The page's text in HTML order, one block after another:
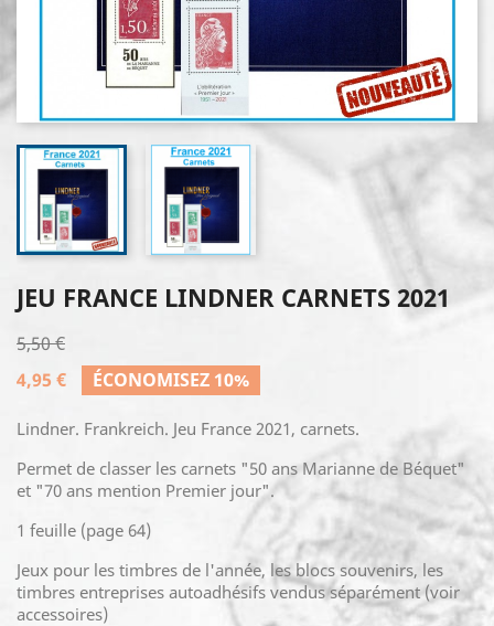
JEU FRANCE LINDNER CARNETS 2021
5,50 €
4,95 €
ÉCONOMISEZ 10%
Lindner. Frankreich. Jeu France 2021, carnets.
Permet de classer les carnets "50 ans Marianne de Béquet"
et "70 ans mention Premier jour".
1 feuille (page 64)
Jeux pour les timbres de l'année, les blocs souvenirs, les
timbres entreprises autoadhésifs vendus séparément (voir
accessoires)